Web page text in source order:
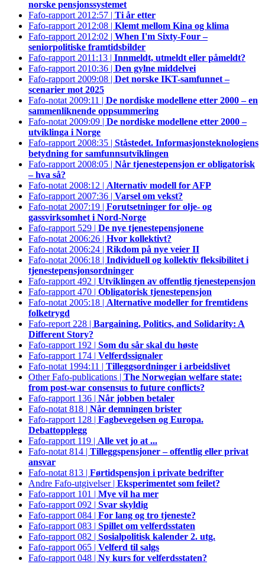
norske pensjonssystemet
Fafo-rapport 2012:57 | Ti år etter
Fafo-rapport 2012:08 | Klemt mellom Kina og klima
Fafo-rapport 2012:02 | When I'm Sixty-Four –
seniorpolitiske framtidsbilder
Fafo-rapport 2011:13 | Innmeldt, utmeldt eller påmeldt?
Fafo-rapport 2010:36 | Den gylne middelvei
Fafo-rapport 2009:08 | Det norske IKT-samfunnet –
scenarier mot 2025
Fafo-notat 2009:11 | De nordiske modellene etter 2000 – en
sammenliknende oppsummering
Fafo-notat 2009:09 | De nordiske modellene etter 2000 –
utviklinga i Norge
Fafo-rapport 2008:35 | Ståstedet. Informasjonsteknologiens
betydning for samfunnsutviklingen
Fafo-rapport 2008:05 | Når tjenestepensjon er obligatorisk
– hva så?
Fafo-notat 2008:12 | Alternativ modell for AFP
Fafo-rapport 2007:36 | Varsel om vekst?
Fafo-notat 2007:19 | Forutsetninger for olje- og
gassvirksomhet i Nord-Norge
Fafo-rapport 529 | De nye tjenestepensjonene
Fafo-notat 2006:26 | Hvor kollektivt?
Fafo-notat 2006:24 | Rikdom på nye veier II
Fafo-notat 2006:18 | Individuell og kollektiv fleksibilitet i
tjenestepensjonsordninger
Fafo-rapport 492 | Utviklingen av offentlig tjenestepensjon
Fafo-rapport 470 | Obligatorisk tjenestepensjon
Fafo-notat 2005:18 | Alternative modeller for fremtidens
folketrygd
Fafo-report 228 | Bargaining, Politics, and Solidarity: A
Different Story?
Fafo-rapport 192 | Som du sår skal du høste
Fafo-rapport 174 | Velferdssignaler
Fafo-notat 1994:11 | Tilleggsordninger i arbeidslivet
Other Fafo-publications | The Norwegian welfare state:
from post-war consensus to future conflicts?
Fafo-rapport 136 | Når jobben betaler
Fafo-notat 818 | Når demningen brister
Fafo-rapport 128 | Fagbevegelsen og Europa.
Debattopplegg
Fafo-rapport 119 | Alle vet jo at ...
Fafo-notat 814 | Tilleggspensjoner – offentlig eller privat
ansvar
Fafo-notat 813 | Førtidspensjon i private bedrifter
Andre Fafo-utgivelser | Eksperimentet som feilet?
Fafo-rapport 101 | Mye vil ha mer
Fafo-rapport 092 | Svar skyldig
Fafo-rapport 084 | For lang og tro tjeneste?
Fafo-rapport 083 | Spillet om velferdsstaten
Fafo-rapport 082 | Sosialpolitisk kalender 2. utg.
Fafo-rapport 065 | Velferd til salgs
Fafo-rapport 048 | Ny kurs for velferdsstaten?